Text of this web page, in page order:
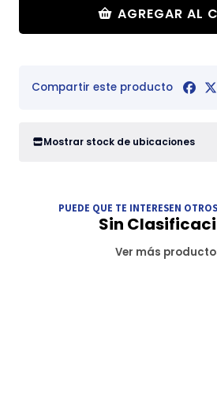
AGREGAR AL
Compartir este producto
Mostrar stock de ubicaciones
PUEDE QUE TE INTERESEN
Sin
Ver más